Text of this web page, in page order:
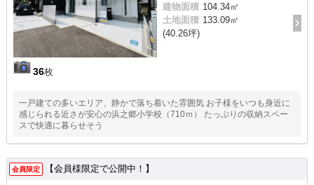
36枚
建物面積 104.34㎡
土地面積 133.09㎡
(40.26坪)
一戸建ての多いエリア、静かで落ち着いた雰囲気 お子様をいつも身近に
感じられる近さが安心の浜之郷小学校（710ｍ） たっぷりの収納スペー
スで快適に暮らせそう
会員限定 【会員様限定で公開中！】